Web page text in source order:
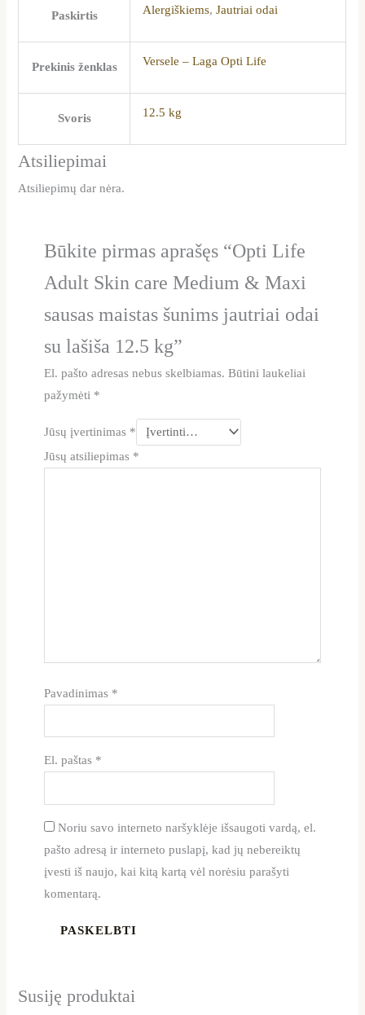
Paskirtis Alergiškiems,Jautriai odai
Prekinis ženklas Versele – Laga Opti Life
Svoris 12.5 kg
Atsiliepimai
Atsiliepimų dar nėra.
Būkite pirmas aprašęs “Opti Life
Adult Skin care Medium & Maxi
sausas maistas šunims jautriai odai
su lašiša 12.5 kg”
El. pašto adresas nebus skelbiamas. Būtini laukeliai
pažymėti *
Jūsų įvertinimas *
Jūsų atsiliepimas *
Pavadinimas *
El. paštas *
Noriu savo interneto naršyklėje išsaugoti vardą, el.
pašto adresą ir interneto puslapį, kad jų nebereiktų
įvesti iš naujo, kai kitą kartą vėl norėsiu parašyti
komentarą.
Susiję produktai